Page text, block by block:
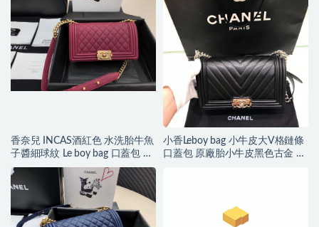
香奈兒 INCAS酒紅色 水洗胎牛魚
子醬細球紋 Le boy bag 口蓋包 復
古沙金五
小香Leboy bag 小牛皮大V格鏈條
口蓋包 原廠胎小牛皮黑色古金 亮